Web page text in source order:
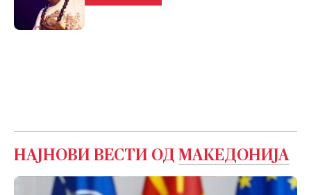
НАЈНОВИ ВЕСТИ ОД МАКЕДОНИЈА